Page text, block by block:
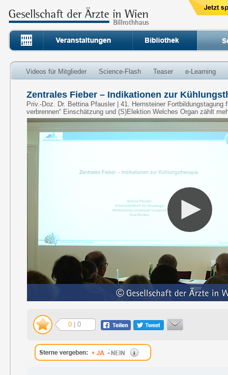
Videos für Mitglieder Science-Flash Teaser e-Learning
Zentrales Fieber – Indikationen zur
Priv.-Doz. Dr. Bettina Pfausler | 41. Hernsteiner Fortbildungstagung
verbrennen“ Einschätzung und (S)Elektion Welches Organ zählt
0 | 0